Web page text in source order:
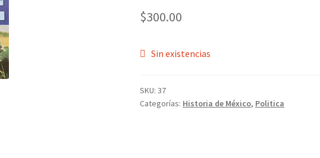
$300.00
Sin existencias
SKU:37
Categorías: Historia de México, Politica